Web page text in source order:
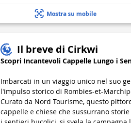
Mostra su mobile
Il breve di Cirkwi
Scopri Incantevoli Cappelle Lungo i
Imbarcati in un viaggio unico nel suo
l'impulso storico di Rombies-et-
Curato da Nord Tourisme, questo
cappelle e chiese che sussurrano